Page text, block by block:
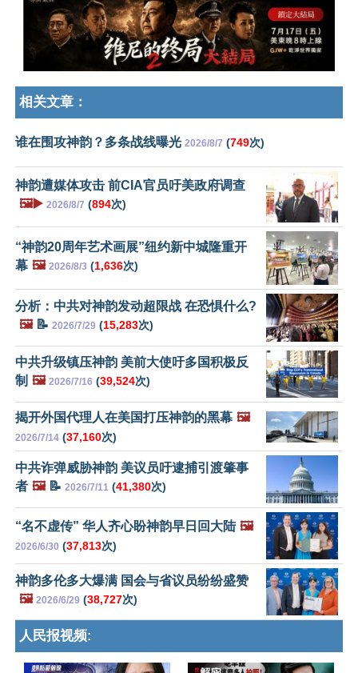
相关文章：
谁在围攻神韵？多条战线曝光 2026/8/7 (749次)
神韵遭媒体攻击 前CIA官员吁美政府调查
🖼️▶️ 2026/8/7 (894次)
“神韵20周年艺术画展”纽约新中城隆重开
幕 🖼️ 2026/8/3 (1,636次)
分析：中共对神韵发动超限战 在恐惧什么?
🖼️📝 2026/7/29 (15,283次)
中共升级镇压神韵 美前大使吁多国积极反
制 🖼️ 2026/7/16 (39,524次)
揭开外国代理人在美国打压神韵的黑幕 🖼️
2026/7/14 (37,160次)
中共诈弹威胁神韵 美议员吁逮捕引渡肇事
者 🖼️📝 2026/7/11 (41,380次)
“名不虚传” 华人齐心盼神韵早日回大陆 🖼️
2026/6/30 (37,813次)
神韵多伦多大爆满 国会与省议员纷纷盛赞
🖼️ 2026/6/29 (38,727次)
人民报视频: